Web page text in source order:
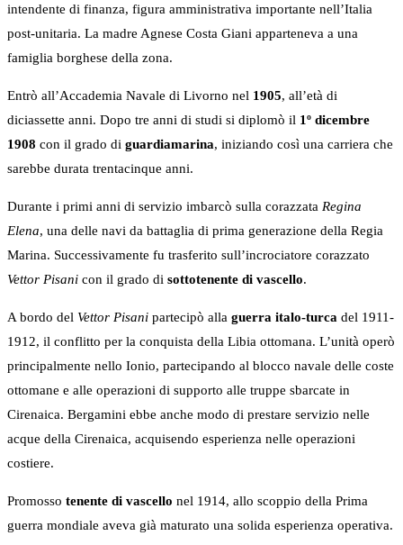
intendente di finanza, figura amministrativa importante nell’Italia
post-unitaria. La madre Agnese Costa Giani apparteneva a una
famiglia borghese della zona.
Entrò all’Accademia Navale di Livorno nel 1905, all’età di
diciassette anni. Dopo tre anni di studi si diplomò il 1º dicembre
1908 con il grado di guardiamarina, iniziando così una carriera che
sarebbe durata trentacinque anni.
Durante i primi anni di servizio imbarcò sulla corazzata Regina
Elena, una delle navi da battaglia di prima generazione della Regia
Marina. Successivamente fu trasferito sull’incrociatore corazzato
Vettor Pisani con il grado di sottotenente di vascello.
A bordo del Vettor Pisani partecipò alla guerra italo-turca del 1911-
1912, il conflitto per la conquista della Libia ottomana. L’unità operò
principalmente nello Ionio, partecipando al blocco navale delle coste
ottomane e alle operazioni di supporto alle truppe sbarcate in
Cirenaica. Bergamini ebbe anche modo di prestare servizio nelle
acque della Cirenaica, acquisendo esperienza nelle operazioni
costiere.
Promosso tenente di vascello nel 1914, allo scoppio della Prima
guerra mondiale aveva già maturato una solida esperienza operativa.